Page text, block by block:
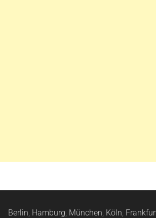
Berlin, Hamburg, München, Köln,